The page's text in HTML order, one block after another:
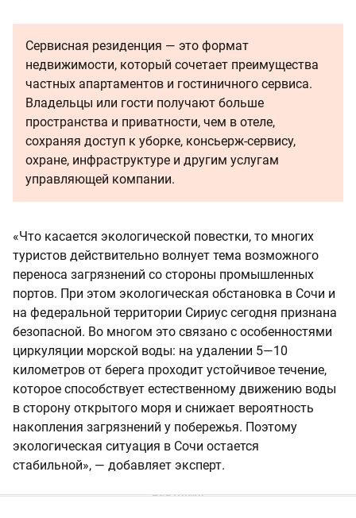
Сервисная резиденция — это формат
недвижимости, который сочетает преимущества
частных апартаментов и гостиничного сервиса.
Владельцы или гости получают больше
пространства и приватности, чем в отеле,
сохраняя доступ к уборке, консьерж-сервису,
охране, инфраструктуре и другим услугам
управляющей компании.
«Что касается экологической повестки, то многих
туристов действительно волнует тема возможного
переноса загрязнений со стороны промышленных
портов. При этом экологическая обстановка в Сочи и
на федеральной территории Сириус сегодня признана
безопасной. Во многом это связано с особенностями
циркуляции морской воды: на удалении 5—10
километров от берега проходит устойчивое течение,
которое способствует естественному движению воды
в сторону открытого моря и снижает вероятность
накопления загрязнений у побережья. Поэтому
экологическая ситуация в Сочи остается
стабильной», — добавляет эксперт.